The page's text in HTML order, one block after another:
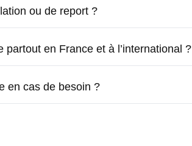
ou de report ?
en France et à l’international ?
en cas de besoin ?